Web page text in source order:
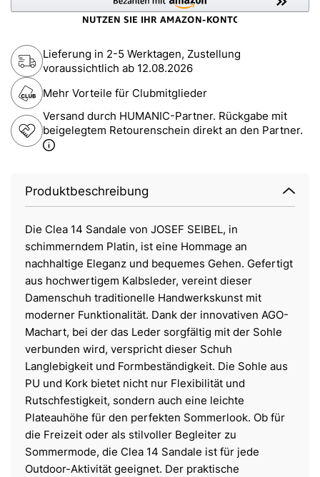
Lieferung in 2-5 Werktagen, Zustellung
voraussichtlich ab 12.08.2026
Mehr Vorteile für Clubmitglieder
Versand durch HUMANIC-Partner. Rückgabe mit
beigelegtem Retourenschein direkt an den Partner.
Produktbeschreibung
Die Clea 14 Sandale von JOSEF SEIBEL, in
schimmerndem Platin, ist eine Hommage an
nachhaltige Eleganz und bequemes Gehen. Gefertigt
aus hochwertigem Kalbsleder, vereint dieser
Damenschuh traditionelle Handwerkskunst mit
moderner Funktionalität. Dank der innovativen AGO-
Machart, bei der das Leder sorgfältig mit der Sohle
verbunden wird, verspricht dieser Schuh
Langlebigkeit und Formbeständigkeit. Die Sohle aus
PU und Kork bietet nicht nur Flexibilität und
Rutschfestigkeit, sondern auch eine leichte
Plateauhöhe für den perfekten Sommerlook. Ob für
die Freizeit oder als stilvoller Begleiter zu
Sommermode, die Clea 14 Sandale ist für jede
Outdoor-Aktivität geeignet. Der praktische